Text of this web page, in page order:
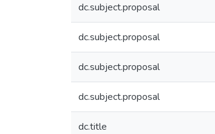
dc.subject.proposal
dc.subject.proposal
dc.subject.proposal
dc.subject.proposal
dc.title